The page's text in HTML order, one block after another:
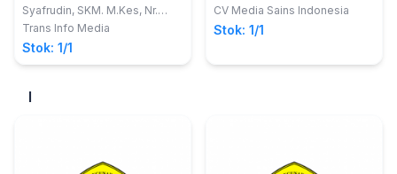
Remaja, Keluarga, Lans a
dan Masyarakat)
Syafrudin, SKM. M.Kes, Nr.
Karningsih, SKp.M.Kes,
Trans Info Media
Stok: 1/1
CV Media Sains Indonesia
Stok: 1/1
I